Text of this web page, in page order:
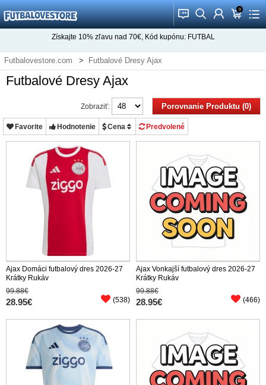
󰂱 󰂨 󰃳 0
󰃦 󰃖
Získajte 10%zľavu nad 70€, Kód kupónu: FUTBAL
Futbalovestore.com Futbalové Dresy Ajax
Futbalové Dresy Ajax
Porovnanie Produktu (0)
Zobraziť:
Favorite Hodnotenie Cena Predvolené
Ajax Domáci futbalový dres 2026-27
Krátky Rukáv
99.88€
28.95€ (538)
Ajax Vonkajší futbalový dres 2026-27
Krátky Rukáv
99.88€
28.95€ (466)